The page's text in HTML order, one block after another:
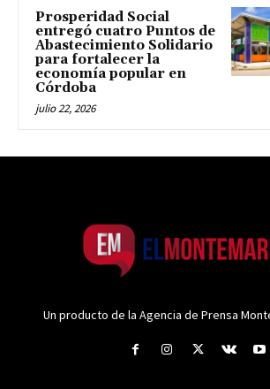
Prosperidad Social
entregó cuatro Puntos de
Abastecimiento Solidario
para fortalecer la
economía popular en
Córdoba
julio 22, 2026
Un producto de la Agencia de Prensa